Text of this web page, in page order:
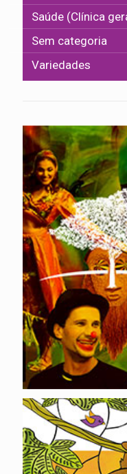
Saúde (Clínica
Sem categoria
Variedades